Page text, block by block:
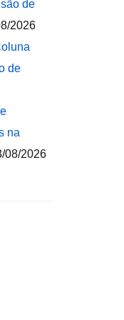
de
2026
de
na
08/2026